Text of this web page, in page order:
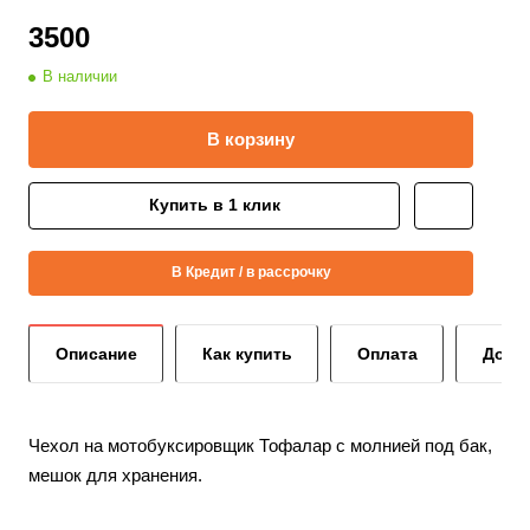
3500
В наличии
В корзину
Купить в 1 клик
В Кредит / в рассрочку
Описание Как купить Оплата
Чехол на мотобуксировщик Тофалар с молнией под бак,
мешок для хранения.